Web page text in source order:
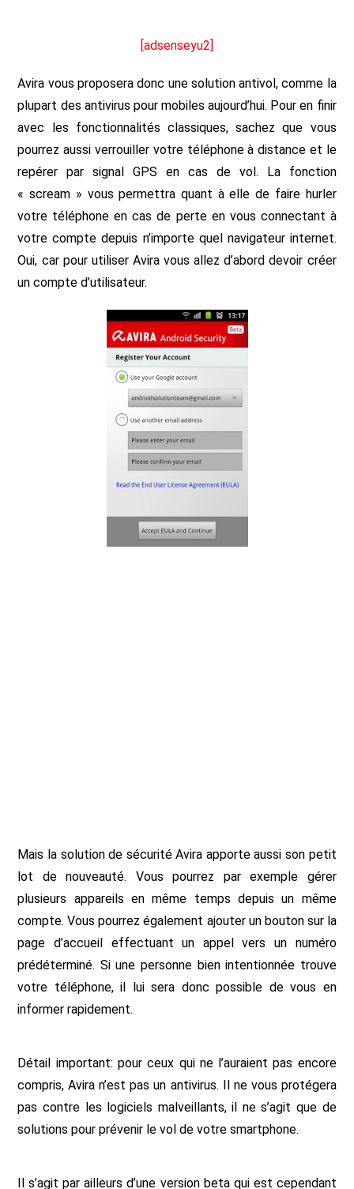
[adsenseyu2]
Avira vous proposera donc une solution antivol, comme la
plupart des antivirus pour mobiles aujourd’hui. Pour en finir
avec les fonctionnalités classiques, sachez que vous
pourrez aussi verrouiller votre téléphone à distance et le
repérer par signal GPS en cas de vol. La fonction
« scream » vous permettra quant à elle de faire hurler
votre téléphone en cas de perte en vous connectant à
votre compte depuis n’importe quel navigateur internet.
Oui, car pour utiliser Avira vous allez d’abord devoir créer
un compte d’utilisateur.
Mais la solution de sécurité Avira apporte aussi son petit
lot de nouveauté. Vous pourrez par exemple gérer
plusieurs appareils en même temps depuis un même
compte. Vous pourrez également ajouter un bouton sur la
page d’accueil effectuant un appel vers un numéro
prédéterminé. Si une personne bien intentionnée trouve
votre téléphone, il lui sera donc possible de vous en
informer rapidement.
Détail important: pour ceux qui ne l’auraient pas encore
compris, Avira n’est pas un antivirus. Il ne vous protégera
pas contre les logiciels malveillants, il ne s’agit que de
solutions pour prévenir le vol de votre smartphone.
Il s’agit par ailleurs d’une version beta qui est cependant